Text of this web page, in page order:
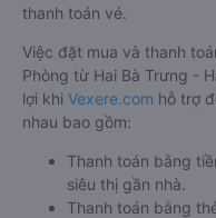
thanh toán vé.
Việc đặt mua và thanh
Phòng từ Hai Bà Trưng -
lợi khi Vexere.com hỗ trợ
nhau bao gồm:
Thanh toán bằng
siêu thị gần nhà.
Thanh toán bằng